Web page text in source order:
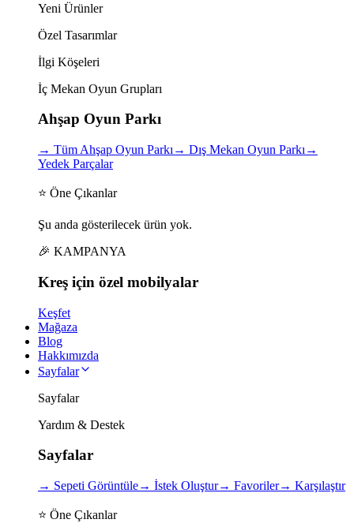
Yeni Ürünler
Özel Tasarımlar
İlgi Köşeleri
İç Mekan Oyun Grupları
Ahşap Oyun Parkı
→ Tüm Ahşap Oyun Parkı → Dış Mekan Oyun Parkı →
Yedek Parçalar
⭐ Öne Çıkanlar
Şu anda gösterilecek ürün yok.
🎉 KAMPANYA
Kreş için özel mobilyalar
Keşfet
Mağaza
Blog
Hakkımızda
Sayfalar
Sayfalar
Yardım & Destek
Sayfalar
→ Sepeti Görüntüle→ İstek Oluştur→ Favoriler→ Karşılaştır
⭐ Öne Çıkanlar